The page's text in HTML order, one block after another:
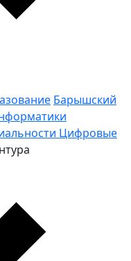
Барышский
Цифровые